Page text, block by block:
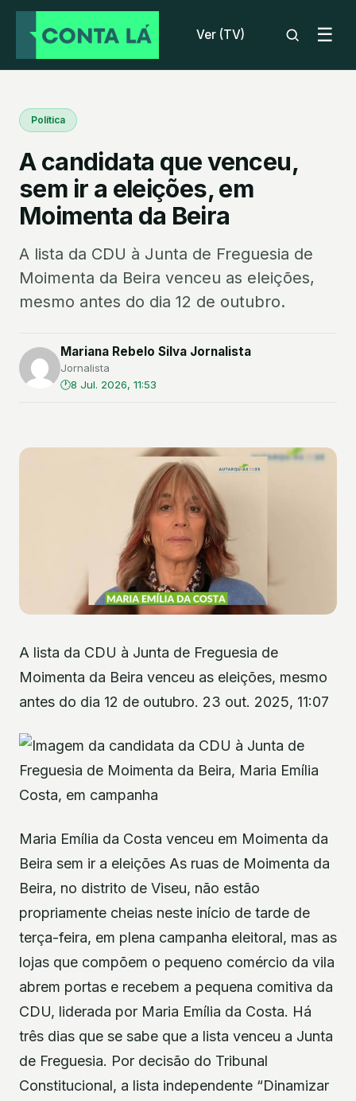
Ver (TV) ☰
Política
A candidata que venceu,
sem ir a eleições, em
Moimenta da Beira
A lista da CDU à Junta de Freguesia de
Moimenta da Beira venceu as eleições,
mesmo antes do dia 12 de outubro.
Mariana Rebelo Silva Jornalista
Jornalista
8 Jul. 2026, 11:53
A lista da CDU à Junta de Freguesia de
Moimenta da Beira venceu as eleições, mesmo
antes do dia 12 de outubro. 23 out. 2025, 11:07
Maria Emília da Costa venceu em Moimenta da
Beira sem ir a eleições As ruas de Moimenta da
Beira, no distrito de Viseu, não estão
propriamente cheias neste início de tarde de
terça-feira, em plena campanha eleitoral, mas as
lojas que compõem o pequeno comércio da vila
abrem portas e recebem a pequena comitiva da
CDU, liderada por Maria Emília da Costa. Há
três dias que se sabe que a lista venceu a Junta
de Freguesia. Por decisão do Tribunal
Constitucional, a lista independente “Dinamizar